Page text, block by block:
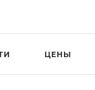
ЦЕНЫ